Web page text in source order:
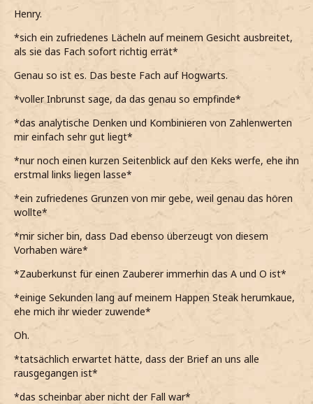
Henry.
*sich ein zufriedenes Lächeln auf meinem Gesicht ausbreitet,
als sie das Fach sofort richtig errät*
Genau so ist es. Das beste Fach auf Hogwarts.
*voller Inbrunst sage, da das genau so empfinde*
*das analytische Denken und Kombinieren von Zahlenwerten
mir einfach sehr gut liegt*
*nur noch einen kurzen Seitenblick auf den Keks werfe, ehe ihn
erstmal links liegen lasse*
*ein zufriedenes Grunzen von mir gebe, weil genau das hören
wollte*
*mir sicher bin, dass Dad ebenso überzeugt von diesem
Vorhaben wäre*
*Zauberkunst für einen Zauberer immerhin das A und O ist*
*einige Sekunden lang auf meinem Happen Steak herumkaue,
ehe mich ihr wieder zuwende*
Oh.
*tatsächlich erwartet hätte, dass der Brief an uns alle
rausgegangen ist*
*das scheinbar aber nicht der Fall war*